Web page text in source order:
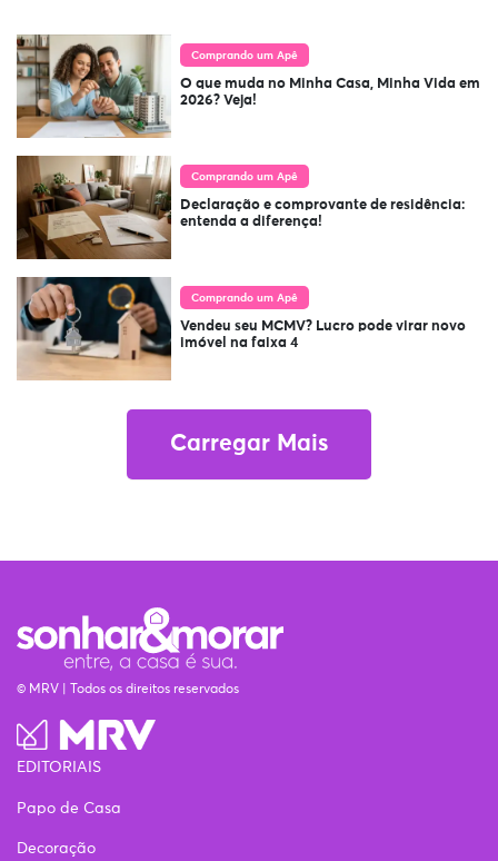
Comprando um Apê
O que muda no Minha Casa, Minha Vida em
2026? Veja!
Comprando um Apê
Declaração e comprovante de residência:
entenda a diferença!
Comprando um Apê
Vendeu seu MCMV? Lucro pode virar novo
imóvel na faixa 4
Carregar Mais
© MRV | Todos os direitos reservados
EDITORIAIS
Papo de Casa
Decoração